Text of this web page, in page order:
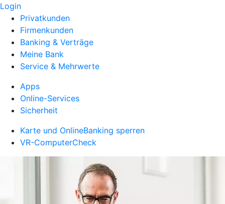
Login
Privatkunden
Firmenkunden
Banking & Verträge
Meine Bank
Service & Mehrwerte
Apps
Online-Services
Sicherheit
Karte und OnlineBanking sperren
VR-ComputerCheck